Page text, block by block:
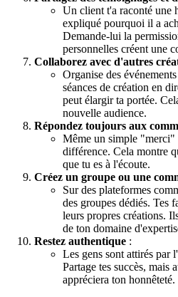
Un client t'a raconté une
expliqué pourquoi il a
Demande-lui la
personnelles créent une
Collaborez avec d'autres
Organise des
séances de création en
peut élargir ta portée.
nouvelle audience.
Répondez toujours aux
Même un simple "merci"
différence. Cela montre
que tu es à l'écoute.
Créez un groupe ou une
Sur des plateformes
des groupes dédiés. Tes
leurs propres créations.
de ton domaine
Restez authentique :
Les gens sont attirés par
Partage tes succès, mais
appréciera ton honnêteté.